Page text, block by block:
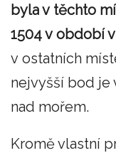
byla v těchto
1504 v období
v ostatních
nejvyšší bod je
nad mořem.
Kromě vlastní